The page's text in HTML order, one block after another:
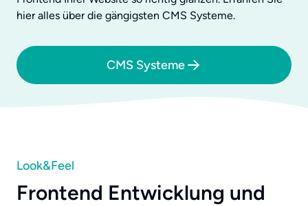
hier alles über die gängigsten CMS Systeme.
CMS Systeme
Look&Feel
Frontend Entwicklung und